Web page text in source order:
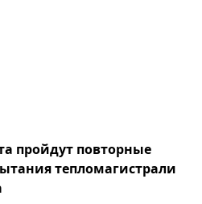
пройдут повторные
тепломагистрали